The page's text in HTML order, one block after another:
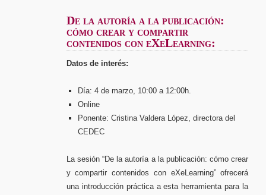
De la autoría a la publicación:
cómo crear y compartir
contenidos con eXeLearning:
Datos de interés:
Día: 4 de marzo, 10:00 a 12:00h.
Online
Ponente: Cristina Valdera López, directora del
CEDEC
La sesión “De la autoría a la publicación: cómo crear
y compartir contenidos con eXeLearning” ofrecerá
una introducción práctica a esta herramienta para la